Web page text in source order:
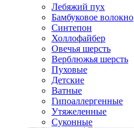
Лебяжий пух
Бамбуковое волокно
Синтепон
Холлофайбер
Овечья шерсть
Верблюжья шерсть
Пуховые
Детские
Ватные
Гипоаллергенные
Утяжеленные
Суконные